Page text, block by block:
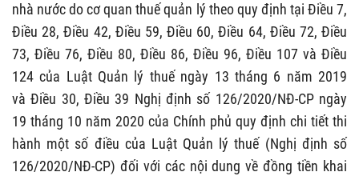
nhà nước do cơ quan thuế quản lý theo quy định tại Điều 7,
Điều 28, Điều 42, Điều 59, Điều 60, Điều 64, Điều 72, Điều
73, Điều 76, Điều 80, Điều 86, Điều 96, Điều 107 và Điều
124 của Luật Quản lý thuế ngày 13 tháng 6 năm 2019
và Điều 30, Điều 39 Nghị định số 126/2020/NĐ-CP ngày
19 tháng 10 năm 2020 của Chính phủ quy định chi tiết thi
hành một số điều của Luật Quản lý thuế (Nghị định số
126/2020/NĐ-CP) đối với các nội dung về đồng tiền khai